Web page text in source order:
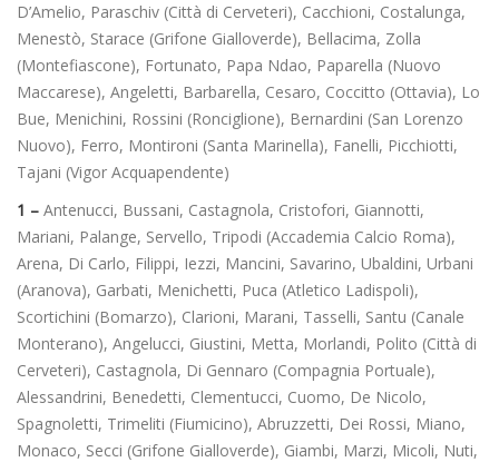
D’Amelio, Paraschiv (Città di Cerveteri), Cacchioni, Costalunga,
Menestò, Starace (Grifone Gialloverde), Bellacima, Zolla
(Montefiascone), Fortunato, Papa Ndao, Paparella (Nuovo
Maccarese), Angeletti, Barbarella, Cesaro, Coccitto (Ottavia), Lo
Bue, Menichini, Rossini (Ronciglione), Bernardini (San Lorenzo
Nuovo), Ferro, Montironi (Santa Marinella), Fanelli, Picchiotti,
Tajani (Vigor Acquapendente)
1 – Antenucci, Bussani, Castagnola, Cristofori, Giannotti,
Mariani, Palange, Servello, Tripodi (Accademia Calcio Roma),
Arena, Di Carlo, Filippi, Iezzi, Mancini, Savarino, Ubaldini, Urbani
(Aranova), Garbati, Menichetti, Puca (Atletico Ladispoli),
Scortichini (Bomarzo), Clarioni, Marani, Tasselli, Santu (Canale
Monterano), Angelucci, Giustini, Metta, Morlandi, Polito (Città di
Cerveteri), Castagnola, Di Gennaro (Compagnia Portuale),
Alessandrini, Benedetti, Clementucci, Cuomo, De Nicolo,
Spagnoletti, Trimeliti (Fiumicino), Abruzzetti, Dei Rossi, Miano,
Monaco, Secci (Grifone Gialloverde), Giambi, Marzi, Micoli, Nuti,